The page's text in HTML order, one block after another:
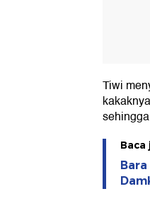
Tiwi
Baca